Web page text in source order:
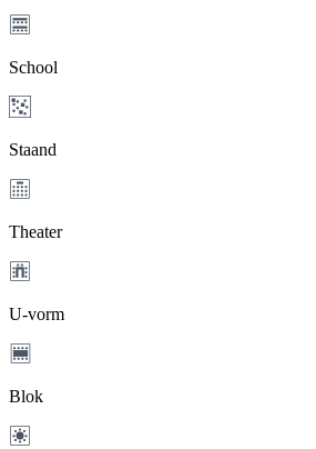
School
Staand
Theater
U-vorm
Blok